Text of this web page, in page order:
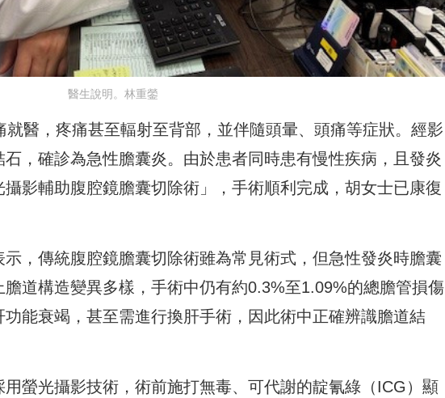
醫生說明。林重鎣
醫，疼痛甚至輻射至背部，並伴隨頭暈、頭痛等症狀。經影
，確診為急性膽囊炎。由於患者同時患有慢性疾病，且發炎
影輔助腹腔鏡膽囊切除術」，手術順利完成，胡女士已康復
，傳統腹腔鏡膽囊切除術雖為常見術式，但急性發炎時膽囊
道構造變異多樣，手術中仍有約0.3%至1.09%的總膽管損傷
能衰竭，甚至需進行換肝手術，因此術中正確辨識膽道結
螢光攝影技術，術前施打無毒、可代謝的靛氰綠（ICG）顯